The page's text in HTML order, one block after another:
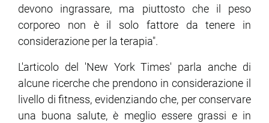
devono ingrassare, ma piuttosto che il peso
corporeo non è il solo fattore da tenere in
considerazione per la terapia".
L'articolo del 'New York Times' parla anche di
alcune ricerche che prendono in considerazione il
livello di fitness, evidenziando che, per conservare
una buona salute, è meglio essere grassi e in